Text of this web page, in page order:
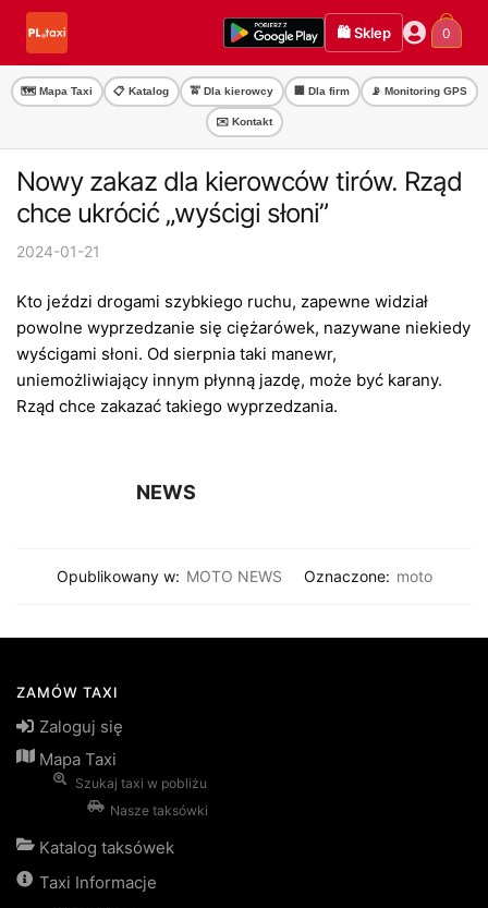
Przejdź
nawigacji
Przejdź
treści
🛍️ Sklep 0
🗺️ Mapa Taxi 📋 Katalog 🚖 Dla kierowcy 🏢 Dla firm 📡 Monitoring GPS
✉️ Kontakt
Nowy zakaz dla kierowców tirów. Rząd
chce ukrócić „wyścigi słoni”
2024-01-21
Kto jeździ drogami szybkiego ruchu, zapewne widział
powolne wyprzedzanie się ciężarówek, nazywane niekiedy
wyścigami słoni. Od sierpnia taki manewr,
uniemożliwiający innym płynną jazdę, może być karany.
Rząd chce zakazać takiego wyprzedzania.
NEWS
Opublikowany w: MOTO NEWS Oznaczone: moto
ZAMÓW TAXI
Zaloguj się
Mapa Taxi
Szukaj taxi w pobliżu
Nasze taksówki
Katalog taksówek
Taxi Informacje